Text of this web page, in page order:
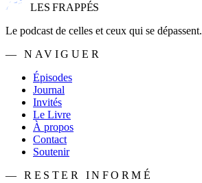
LES FRAPPÉS
Le podcast de celles et ceux qui se dépassent.
— NAVIGUER
Épisodes
Journal
Invités
Le Livre
À propos
Contact
Soutenir
— RESTER INFORMÉ